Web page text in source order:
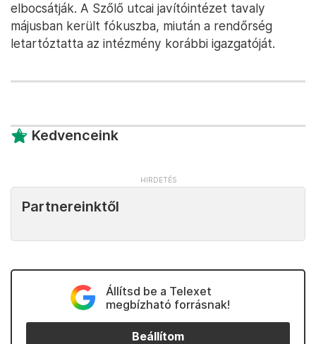
elbocsátják. A Szőlő utcai javítóintézet tavaly
májusban került fókuszba, miután a rendőrség
letartóztatta az intézmény korábbi igazgatóját.
Kedvenceink
Partnereinktől
Állítsd be a Telexet
megbízható forrásnak!
Beállítom